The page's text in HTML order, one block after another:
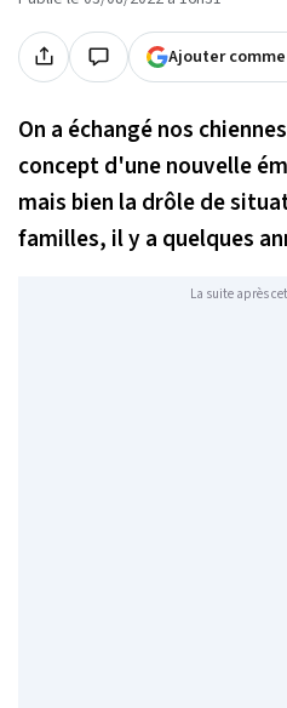
Ajouter
On a échangé nos
concept d'une nouvelle
mais bien la drôle de
familles, il y a quelques
La suite après